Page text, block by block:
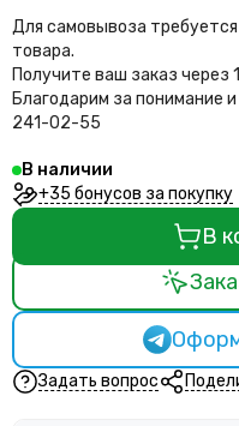
Для самовывоза
товара.
Получите ваш заказ через
Благодарим за понимание
241-02-55
В наличии
+35 бонусов за покупку
В
Задать вопрос